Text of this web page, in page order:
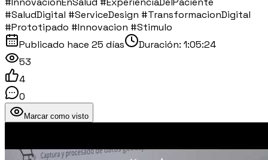
#SaludDigital #ServiceDesign #TransformacionDigital
#Prototipado #Innovacion #Stimulo
Publicado hace 25 días Duración: 1:05:24
53
4
0
Marcar como visto